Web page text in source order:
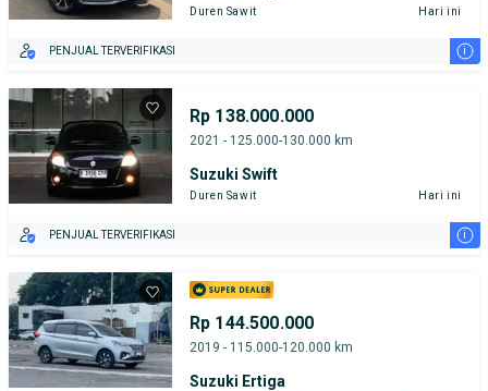
Duren Sawit Hari ini
PENJUAL TERVERIFIKASI i
Rp 138.000.000
2021 - 125.000-130.000 km
Suzuki Swift
Duren Sawit Hari ini
PENJUAL TERVERIFIKASI i
Rp 144.500.000
2019 - 115.000-120.000 km
Suzuki Ertiga